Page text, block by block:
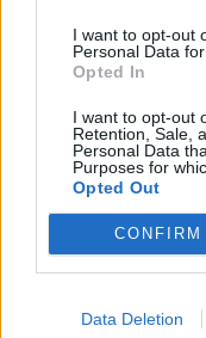
I want to opt-out
Personal Data
Opted In
I want to opt-out
Retention, Sale,
Personal Data
Purposes for
Opted Out
CONFIRM
Data Deletion